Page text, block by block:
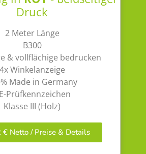
Druck
2 Meter Länge
B300
& vollflächige bedrucken
4x Winkelanzeige
Made in Germany
Prüfkennzeichen
Klasse III (Holz)
€ Netto / Preise & Details